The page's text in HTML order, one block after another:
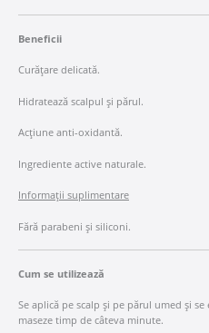
Beneficii
Curățare delicată.
Hidratează scalpul și părul.
Acțiune anti-oxidantă.
Ingrediente active naturale.
Informații suplimentare
Fără parabeni și siliconi.
Cum se utilizează
Se aplică pe scalp și pe părul umed și
maseze timp de câteva minute.